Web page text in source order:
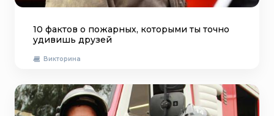
10 фактов о пожарных, которыми ты точно
удивишь друзей
Викторина